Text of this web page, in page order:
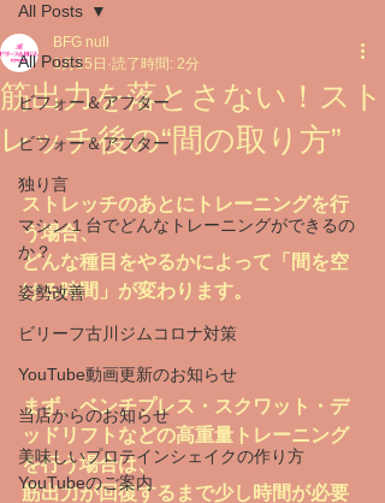
All Posts
ビフォー＆アフター
ビフォー＆アフター
独り言
マシン１台でどんなトレーニングができるの
か？
姿勢改善
ビリーフ古川ジムコロナ対策
YouTube動画更新のお知らせ
当店からのお知らせ
美味しいプロテインシェイクの作り方
YouTubeのご案内
All Posts
筋出力を落とさない！スト
レッチ後の“間の取り方”
BFG null
1月15日 読了時間: 2分
ストレッチのあとにトレーニングを行
う場合、
どんな種目をやるかによって「間を空
ける時間」が変わります。
まず、ベンチプレス・スクワット・デ
ッドリフトなどの高重量トレーニング
を行う場合は、
筋出力が回復するまで少し時間が必要